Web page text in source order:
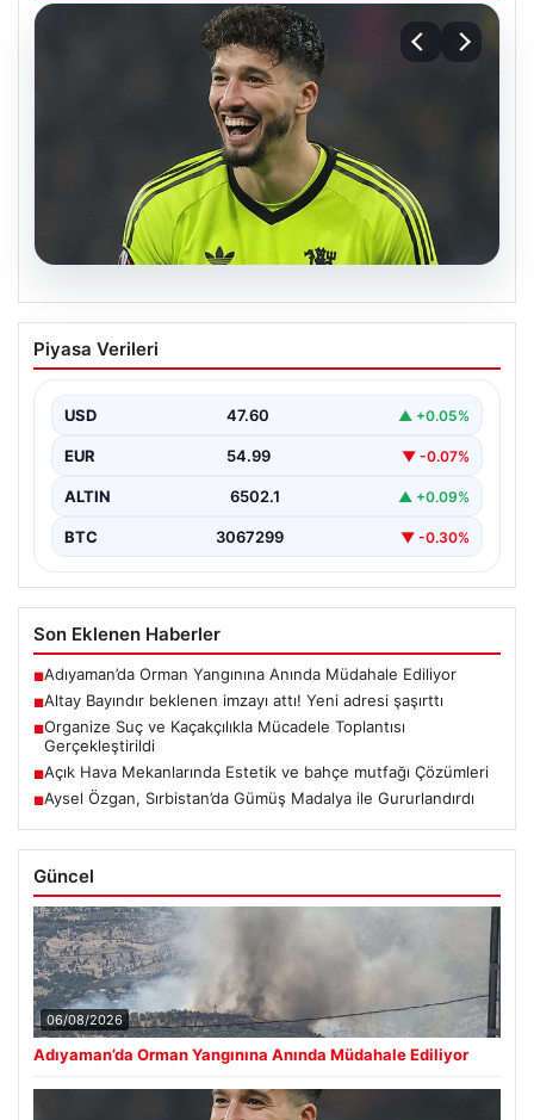
05.08.2026
Altay Bayındır beklenen imzayı attı!
Yeni adresi şaşırttı
Piyasa Verileri
USD 47.60 ▲ +0.05%
EUR 54.99 ▼ -0.07%
ALTIN 6502.1 ▲ +0.09%
BTC 3067299 ▼ -0.30%
Son Eklenen Haberler
■Adıyaman’da Orman Yangınına Anında Müdahale Ediliyor
■Altay Bayındır beklenen imzayı attı! Yeni adresi şaşırttı
■Organize Suç ve Kaçakçılıkla Mücadele Toplantısı
Gerçekleştirildi
■Açık Hava Mekanlarında Estetik ve bahçe mutfağı Çözümleri
■Aysel Özgan, Sırbistan’da Gümüş Madalya ile Gururlandırdı
Güncel
06/08/2026
Adıyaman’da Orman Yangınına Anında Müdahale Ediliyor